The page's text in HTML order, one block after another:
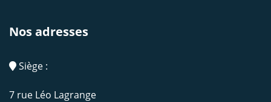
Nos adresses
Siège :
7 rue Léo Lagrange